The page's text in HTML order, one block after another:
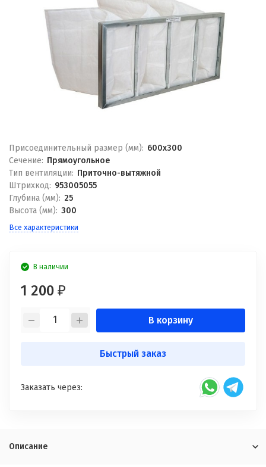
Присоединительный размер (мм): 600x300
Сечение: Прямоугольное
Тип вентиляции: Приточно-вытяжной
Штрихкод: 953005055
Глубина (мм): 25
Высота (мм): 300
Все характеристики
В наличии
1 200 ₽
В корзину
Быстрый заказ
Заказать через:
Описание